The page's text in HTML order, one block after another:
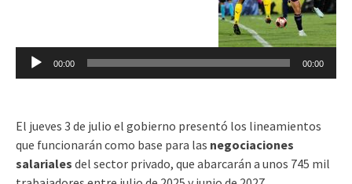
00:00 00:00
El jueves 3 de julio el gobierno presentó los lineamientos
que funcionarán como base para las negociaciones
salariales del sector privado, que abarcarán a unos 745 mil